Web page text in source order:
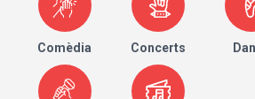
Comèdia Concerts